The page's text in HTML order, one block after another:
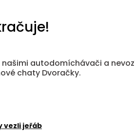
autodomíchávači a
chaty Dvoračky.
vezli jeřáb